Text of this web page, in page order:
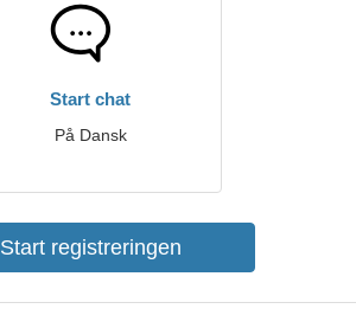
Start chat
På Dansk
Start registreringen